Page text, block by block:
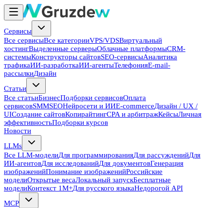
Сервисы
Все сервисыВсе категорииVPS/VDSВиртуальный
хостингВыделенные серверыОблачные платформыCRM-
системыКонструкторы сайтовSEO-сервисыАналитика
трафикаИИ-разработкаИИ-агентыТелефонияE-mail-
рассылкиДизайн
Статьи
Все статьиБизнесПодборки сервисовОплата
сервисовSMMSEOНейросети и ИИE-commerceДизайн / UX /
UIСоздание сайтовКопирайтингCPA и арбитражКейсыЛичная
эффективностьПодборки курсов
Новости
LLMs
Все LLM-моделиДля программированияДля рассужденийДля
ИИ-агентовДля исследованийДля документовГенерация
изображенийПонимание изображенийРоссийские
моделиОткрытые весаЛокальный запускБесплатные
моделиКонтекст 1M+Для русского языкаНедорогой API
MCP